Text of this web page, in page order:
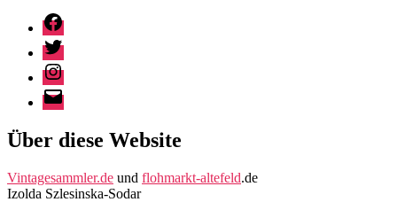
Facebook
Twitter
Instagram
E-
Mail
Über diese Website
Vintagesammler.de und flohmarkt-altefeld.de
Izolda Szlesinska-Sodar